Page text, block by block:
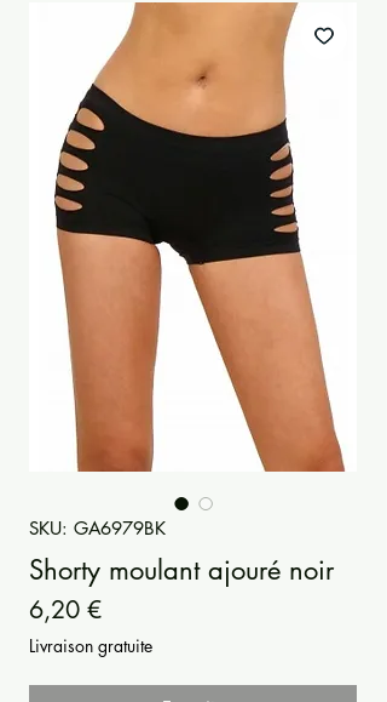
SKU: GA6979BK
Shorty moulant ajouré noir
6,20 €Prezzo
Livraison gratuite